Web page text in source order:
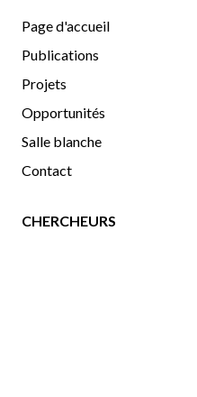
Page d'accueil
Publications
Projets
Opportunités
Salle blanche
Contact
CHERCHEURS